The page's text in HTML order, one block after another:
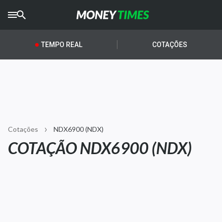
CRYPTOTIMES
AGROTIMES
Newsletters
Money Trader
TEMPO REAL COTAÇÕES
Cotações NDX6900 (NDX)
COTAÇÃO NDX6900 (NDX)